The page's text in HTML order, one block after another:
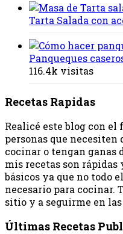
Tarta Salada con
Panqueques
116.4k visitas
Recetas Rapidas
Realicé este blog con el
personas que necesiten
cocinar o tengan ganas
mis recetas son
básicos ya que no todo
necesario para cocinar.
sitio y a seguirme en
Últimas Recetas